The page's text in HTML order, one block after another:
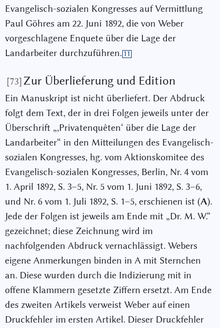
Evangelisch-sozialen Kongresses auf Vermittlung
Paul Göhres am 22. Juni 1892, die von Weber
vorgeschlagene Enquete über die Lage der
Landarbeiter durchzuführen. 11
[73] Zur Überlieferung und Edition
Ein Manuskript ist nicht überliefert. Der Abdruck
folgt dem Text, der in drei Folgen jeweils unter der
Überschrift „,Privatenquêten‘ über die Lage der
Landarbeiter“ in den Mitteilungen des Evangelisch-
sozialen Kongresses, hg. vom Aktionskomitee des
Evangelisch-sozialen Kongresses, Berlin, Nr. 4 vom
1. April 1892, S. 3–5, Nr. 5 vom 1. Juni 1892, S. 3–6,
und Nr. 6 vom 1. Juli 1892, S. 1–5, erschienen ist (A).
Jede der Folgen ist jeweils am Ende mit „Dr. Μ. W.“
gezeichnet; diese Zeichnung wird im
nachfolgenden Abdruck vernachlässigt. Webers
eigene Anmerkungen binden in A mit Sternchen
an. Diese wurden durch die Indizierung mit in
offene Klammern gesetzte Ziffern ersetzt. Am Ende
des zweiten Artikels verweist Weber auf einen
Druckfehler im ersten Artikel. Dieser Druckfehler